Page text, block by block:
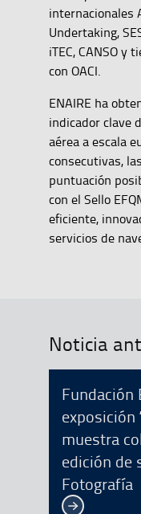
internacionales
Undertaking,
iTEC, CANSO y
con OACI.
ENAIRE ha
indicador clave
aérea a escala
consecutivas,
puntuación
con el Sello
eficiente,
servicios de
Noticia
Fundación
exposición
muestra
edición de
Fotografía
Ver más